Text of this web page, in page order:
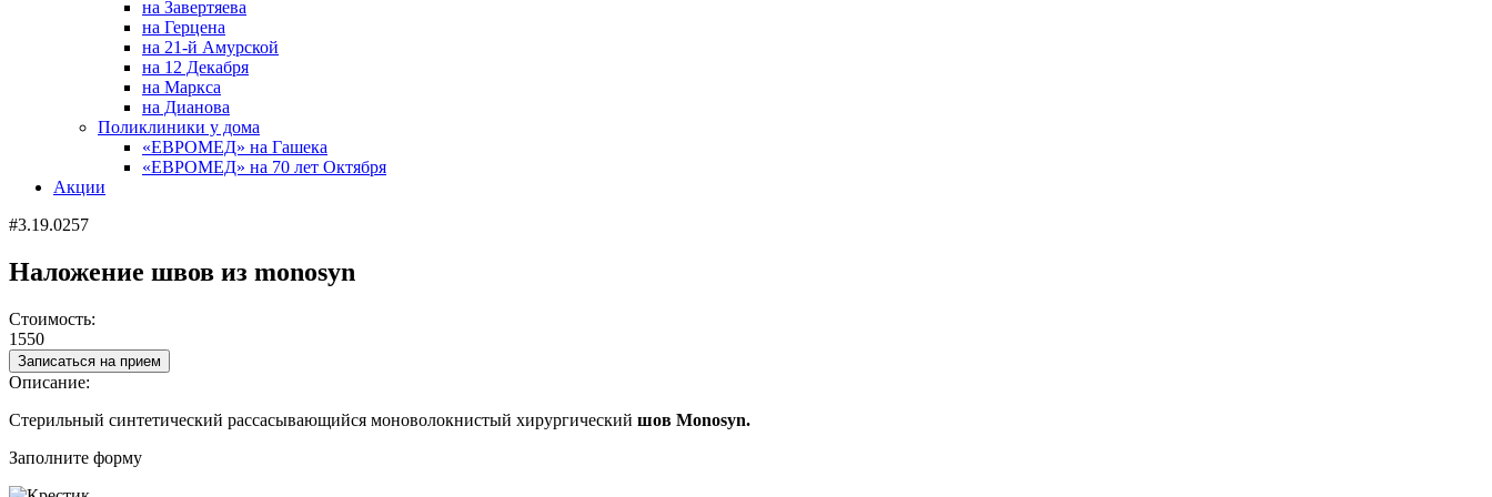
на Завертяева
на Герцена
на 21-й Амурской
на 12 Декабря
на Маркса
на Дианова
Поликлиники у дома
«ЕВРОМЕД» на Гашека
«ЕВРОМЕД» на 70 лет Октября
Акции
#3.19.0257
Наложение швов из monosyn
Стоимость:
1550
Записаться на прием
Описание:
Стерильный синтетический рассасывающийся моноволокнистый хирургический шов Monosyn.
Заполните форму